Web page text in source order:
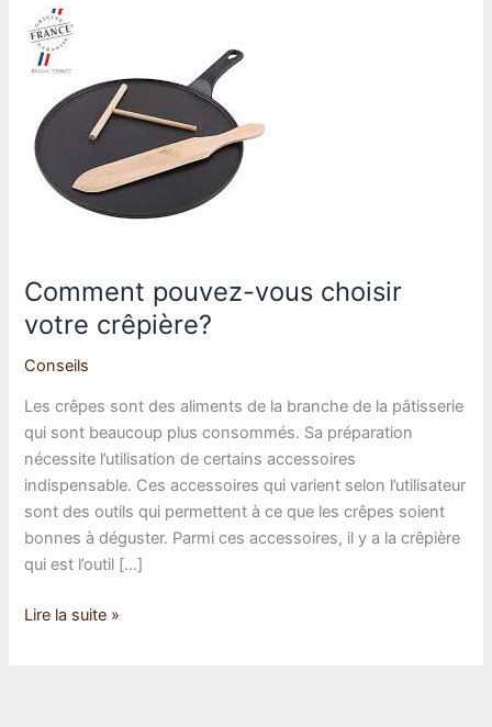
Comment pouvez-vous choisir
votre crêpière?
Conseils
Les crêpes sont des aliments de la branche de la pâtisserie
qui sont beaucoup plus consommés. Sa préparation
nécessite l’utilisation de certains accessoires
indispensable. Ces accessoires qui varient selon l’utilisateur
sont des outils qui permettent à ce que les crêpes soient
bonnes à déguster. Parmi ces accessoires, il y a la crêpière
qui est l’outil […]
Comment
Lire la suite »